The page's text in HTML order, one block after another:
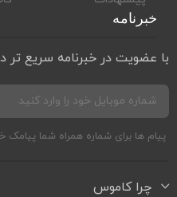
خبرنامه
با عضویت در خبرنامه سریع تر
پیام ها برای شماره همراه شما پیامک
چرا کاموس